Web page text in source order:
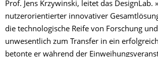
Prof. Jens Krzywinski, leitet das DesignLab.
nutzer­orientierter innovativer
die technologische Reife von Forschung
unwesentlich zum Transfer in ein
betonte er während der